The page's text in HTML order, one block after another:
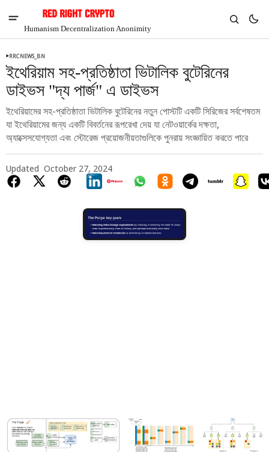
Humanism Decentralization Anonimity
RRCNEWS_BN
ইথেরিয়াম সহ-প্রতিষ্ঠাতা ভিটালিক বুটেরিনের
ডাইভস "দ্য পার্জ" এ ডাইভস
ইথেরিয়ামের সহ-প্রতিষ্ঠাতা ভিটালিক বুটেরিনের নতুন পোস্টটি একটি সিরিজের সর্বশেষতম
যা ইথেরিয়ামের জন্য একটি বিবর্তনের রূপরেখা দেয় যা নেটওয়ার্কের দক্ষতা,
অ্যাক্সেসযোগ্যতা এবং স্টোরেজ প্রয়োজনীয়তাগুলিকে পুনরায় সংজ্ঞায়িত করতে পারে
Updated October 27, 2024